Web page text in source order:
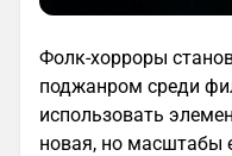
Фолк-хорроры
поджанром среди
использовать
новая, но масштабы